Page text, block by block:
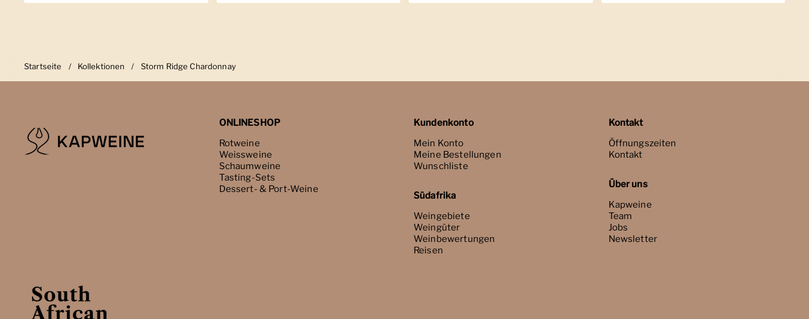
Startseite / Kollektionen / Storm Ridge Chardonnay
ONLINESHOP
Rotweine
Weissweine
Schaumweine
Tasting-Sets
Dessert- & Port-Weine
Kundenkonto
Mein Konto
Meine Bestellungen
Wunschliste
Südafrika
Weingebiete
Weingüter
Weinbewertungen
Reisen
Kontakt
Öffnungszeiten
Kontakt
Über uns
Kapweine
Team
Jobs
Newsletter